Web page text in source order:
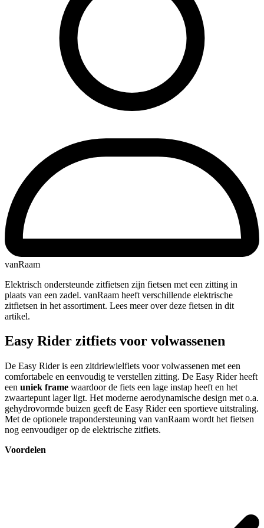
vanRaam
Elektrisch ondersteunde zitfietsen zijn fietsen met een zitting in
plaats van een zadel. vanRaam heeft verschillende elektrische
zitfietsen in het assortiment. Lees meer over deze fietsen in dit
artikel.
Easy Rider zitfiets voor volwassenen
De Easy Rider is een zitdriewielfiets voor volwassenen met een
comfortabele en eenvoudig te verstellen zitting. De Easy Rider heeft
een uniek frame waardoor de fiets een lage instap heeft en het
zwaartepunt lager ligt. Het moderne aerodynamische design met o.a.
gehydrovormde buizen geeft de Easy Rider een sportieve uitstraling.
Met de optionele trapondersteuning van vanRaam wordt het fietsen
nog eenvoudiger op de elektrische zitfiets.
Voordelen